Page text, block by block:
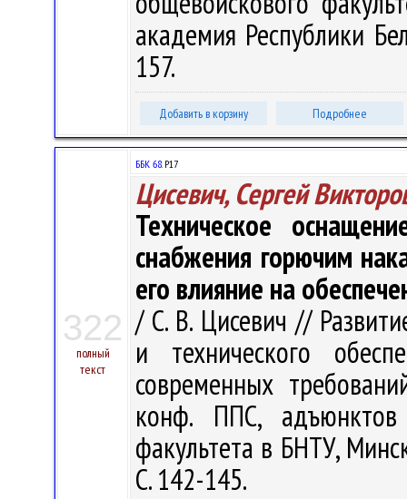
академия Республики
157.
Добавить в корзину Подробнее
322
полный
текст
ББК 68.Р17
Цисевич, Сергей
Техническое
снабжения горючим
его влияние на
/ С. В. Цисевич //
и технического
современных
конф. ППС, адъюнктов
факультета в БНТУ,
С. 142-145.